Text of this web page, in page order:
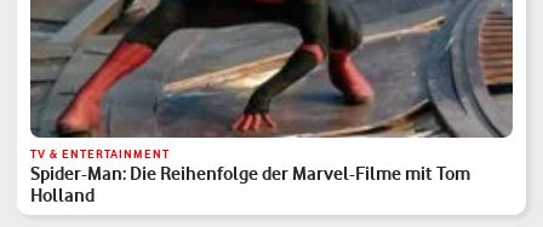
TV & ENTERTAINMENT
Spider-Man: Die Reihenfolge der Marvel-Filme mit Tom
Holland